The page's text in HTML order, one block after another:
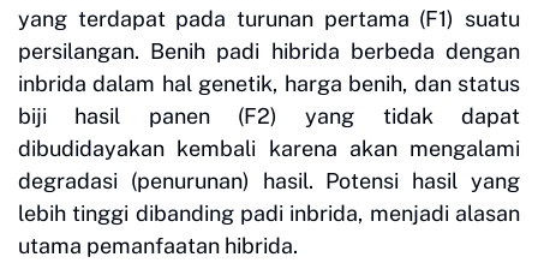
yang terdapat pada turunan pertama (F1) suatu
persilangan. Benih padi hibrida berbeda dengan
inbrida dalam hal genetik, harga benih, dan status
biji hasil panen (F2) yang tidak dapat
dibudidayakan kembali karena akan mengalami
degradasi (penurunan) hasil. Potensi hasil yang
lebih tinggi dibanding padi inbrida, menjadi alasan
utama pemanfaatan hibrida.